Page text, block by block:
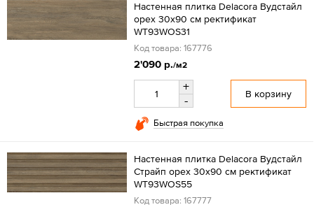
Настенная плитка Delacora Вудстайл
орех 30x90 см ректификат
WT93WOS31
Код товара: 167776
2'090 р./м2
+
-
В корзину
Быстрая покупка
Настенная плитка Delacora Вудстайл
Страйп орех 30x90 см ректификат
WT93WOS55
Код товара: 167777